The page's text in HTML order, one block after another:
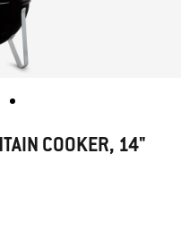
COOKER, 14"